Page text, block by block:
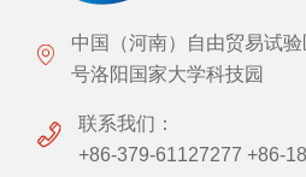
中国（河南）自由贸易试
号洛阳国家大学科技园
联系我们：
+86-379-61127277 +86-